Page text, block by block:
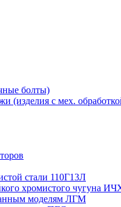
болты)
(изделия с мех.
стали 110Г13Л
хромистого чугуна
моделям ЛГМ